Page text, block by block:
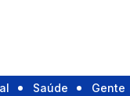
Saúde Gente